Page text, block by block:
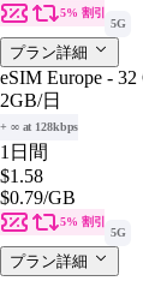
5% 割引
5G
プラン詳細
eSIM Europe -
2GB/日
+ ∞ at 128kbps
1日間
$1.58
$0.79/GB
5% 割引
5G
プラン詳細